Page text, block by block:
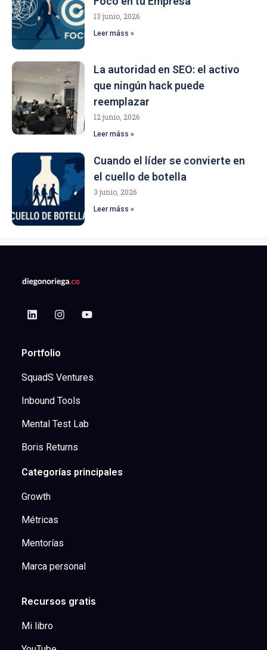
13 junio, 2026
Leer máss »
La autoridad en SEO: el activo
que ningún hack puede
reemplazar
12 junio, 2026
Leer máss »
Cuando el líder se convierte en
el cuello de botella
3 junio, 2026
Leer máss »
Portfolio
SquadS Ventures
Inbound Tools
Mental Test Lab
Boris Returns
Categorías principales
Growth
Métricas
Mentorías
Marca personal
Recursos gratis
Mi libro